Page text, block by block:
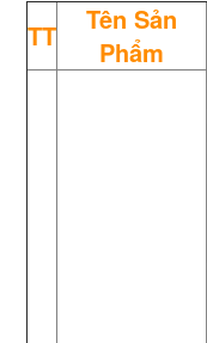
TT
Tên Sản
Phẩm